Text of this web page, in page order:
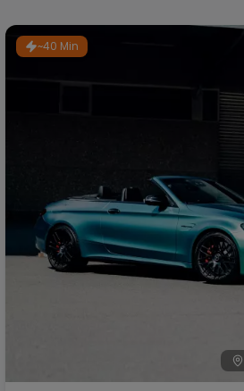
~40 Min